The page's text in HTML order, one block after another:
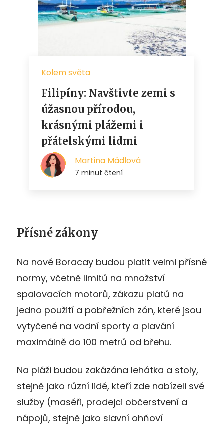
Přísné zákony
Na nové Boracay budou platit velmi přísné
normy, včetně limitů na množství
spalovacích motorů, zákazu platů na
jedno použití a pobřežních zón, které jsou
vytyčené na vodní sporty a plavání
maximálně do 100 metrů od břehu.
Na pláži budou zakázána lehátka a stoly,
stejně jako různí lidé, kteří zde nabízeli své
služby (maséři, prodejci občerstvení a
nápojů, stejně jako slavní ohňoví